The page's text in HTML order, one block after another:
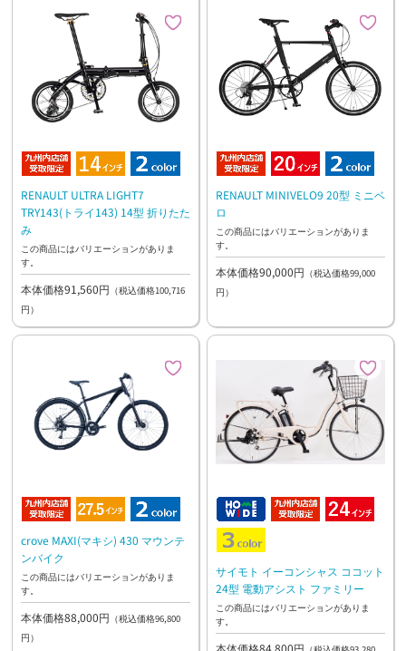
RENAULT ULTRA LIGHT7
TRY143(トライ143) 14型 折りたた
み
この商品にはバリエーションがありま
す。
本体価格91,560円 （税込価格100,716
円）
RENAULT MINIVELO9 20型 ミニベ
ロ
この商品にはバリエーションがありま
す。
本体価格90,000円 （税込価格99,000
円）
crove MAXI(マキシ) 430 マウンテ
ンバイク
この商品にはバリエーションがありま
す。
本体価格88,000円 （税込価格96,800
円）
サイモト イーコンシャス ココット
24型 電動アシスト ファミリー
この商品にはバリエーションがありま
す。
本体価格84,800円